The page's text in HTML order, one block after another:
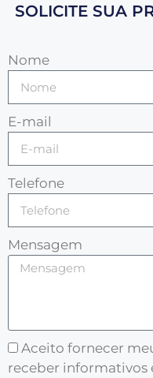
SOLICITE SUA
Nome
E-mail
Telefone
Mensagem
Aceito fornecer
receber informativos